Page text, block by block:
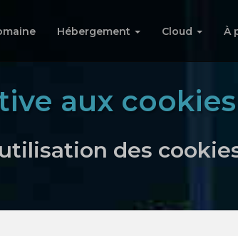
Hébergement Cloud À
aux cookies
des